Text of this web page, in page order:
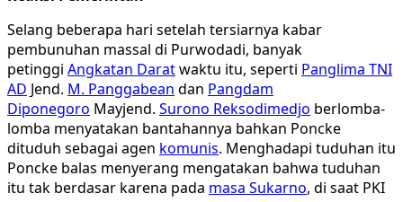
Selang beberapa hari setelah tersiarnya kabar
pembunuhan massal di Purwodadi, banyak
petinggi Angkatan Daratwaktu itu, seperti Panglima TNI
AD Jend. M. Panggabean dan Pangdam
Diponegoro Mayjend. Surono Reksodimedjo berlomba-
lomba menyatakan bantahannya bahkan Poncke
dituduh sebagai agen komunis. Menghadapi tuduhan itu
Poncke balas menyerang mengatakan bahwa tuduhan
itu tak berdasar karena pada masa Sukarno, di saat PKI